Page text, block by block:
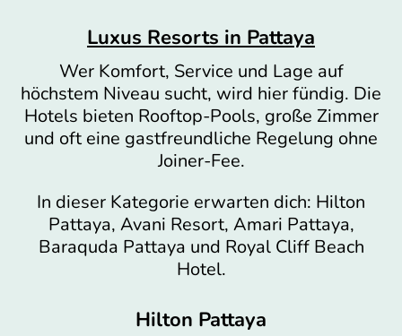
Luxus Resorts in Pattaya
Wer Komfort, Service und Lage auf
höchstem Niveau sucht, wird hier fündig. Die
Hotels bieten Rooftop-Pools, große Zimmer
und oft eine gastfreundliche Regelung ohne
Joiner-Fee.
In dieser Kategorie erwarten dich: Hilton
Pattaya, Avani Resort, Amari Pattaya,
Baraquda Pattaya und Royal Cliff Beach
Hotel.
Hilton Pattaya